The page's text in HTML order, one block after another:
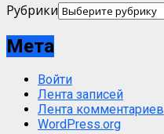
Рубрики
Мета
Войти
Лента записей
Лента комментариев
WordPress.org